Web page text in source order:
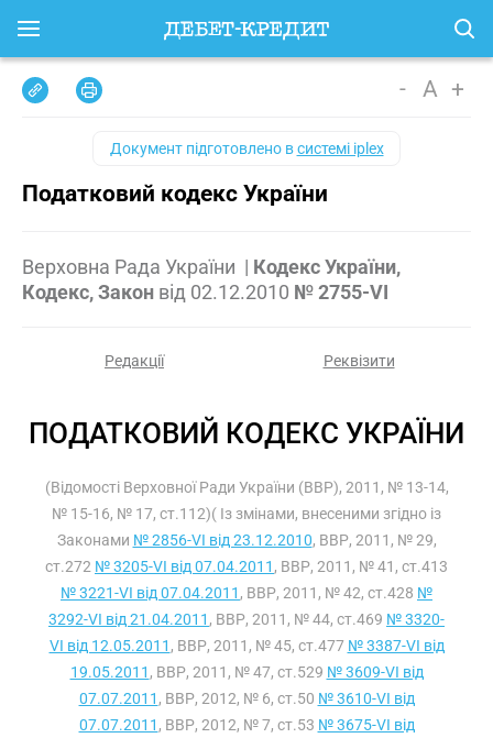
- A +
Документ підготовлено всистемі iplex
Податковий кодекс України
Верховна Рада України | Кодекс України,
Кодекс, Закон від 02.12.2010 № 2755-VI
Редакції Реквізити
ПОДАТКОВИЙ КОДЕКС УКРАЇНИ
(Відомості Верховної Ради України (ВВР), 2011, № 13-14,
№ 15-16, № 17, ст.112)( Із змінами, внесеними згідно із
Законами № 2856-VI від 23.12.2010, ВВР, 2011, № 29,
ст.272 № 3205-VI від 07.04.2011 , ВВР, 2011, № 41, ст.413
№ 3221-VI від 07.04.2011 , ВВР, 2011, № 42, ст.428 №
3292-VI від 21.04.2011 , ВВР, 2011, № 44, ст.469 № 3320-
VI від 12.05.2011 , ВВР, 2011, № 45, ст.477 № 3387-VI від
19.05.2011 , ВВР, 2011, № 47, ст.529 № 3609-VI від
07.07.2011 , ВВР, 2012, № 6, ст.50 № 3610-VI від
07.07.2011 , ВВР, 2012, № 7, ст.53 № 3675-VI від